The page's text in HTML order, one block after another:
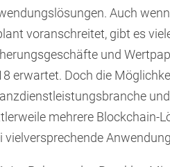
Auch
voranschreitet, gibt es
und
erwartet. Doch die
mehrere Blockchain-
vielversprechende